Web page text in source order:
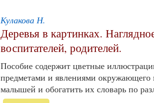
Кулакова Н.
Деревья в картинках.
воспитателей, родителей.
Пособие содержит цветные
предметами и явлениями окружающего
малышей и обогатить их словарь по